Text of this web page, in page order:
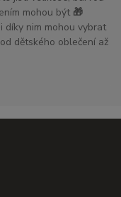
mohou být 🎁
díky nim mohou vybrat
dětského oblečení až